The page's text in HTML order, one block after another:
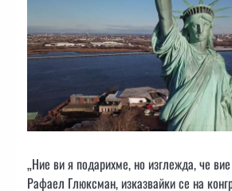
„Ние ви я подарихме, но изглежда, че
Рафаел Глюксман, изказвайки се на